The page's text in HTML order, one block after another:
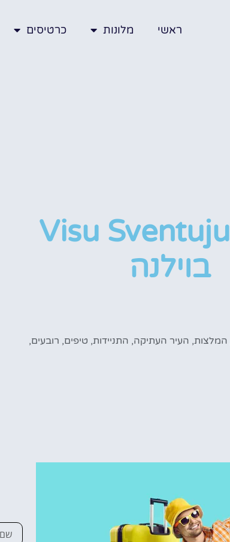
ראשי מלונות כרטיסים
רחוב Visu Sventuju
בוילנה
המלצות, העיר העתיקה, התניידות, טיפים, רובעים,